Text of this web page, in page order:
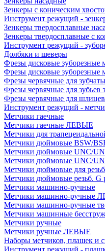
Зенкеры с коническим
Инструмент режущий -
Зенкеры твердосплавные
Зенкеры твердосплавные с
Инструмент режущий -
Долбяки и шеверы
Фрезы дисковые зуборезные
Фрезы дисковые зуборезные
Фрезы червячные для
Фрезы червячные для зубьев
Фрезы червячные для
Инструмент режущий -
Метчики гаечные
Метчики гаечные ЛЕВЫЕ
Метчики для
Метчики дюймовые BSW/
Метчики дюймовые UNC/
Метчики дюймовые UNC/
Метчики дюймовые для
Метчики дюймовые резьб.
Метчики машинно-ручные
Метчики машинно-ручные
Метчики машинно-ручные
Метчики машинные
Метчики ручные
Метчики ручные ЛЕВЫЕ
Наборы метчиков, плашек и
Инструмент режущий -